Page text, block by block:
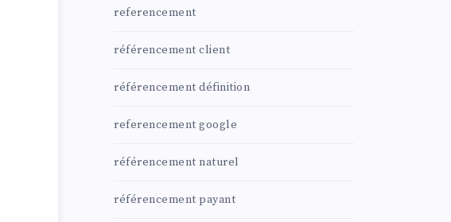
referencement
référencement client
référencement définition
referencement google
référencement naturel
référencement payant